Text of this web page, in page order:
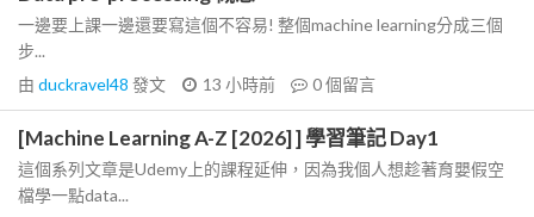
一邊要上課一邊還要寫這個不容易! 整個machine learning分成三個
步...
由 duckravel48 發文 13 小時前 0個留言
[Machine Learning A-Z [2026] ] 學習筆記 Day1
這個系列文章是Udemy上的課程延伸，因為我個人想趁著育嬰假空
檔學一點data...